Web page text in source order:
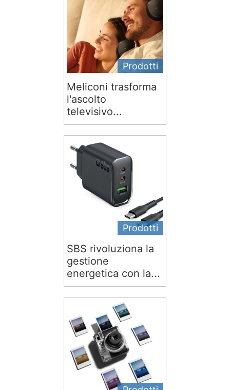
Prodotti
Meliconi trasforma
l'ascolto
televisivo...
Prodotti
SBS rivoluziona la
gestione
energetica con la...